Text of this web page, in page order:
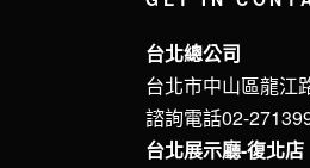
台北總公司
台北市中山區龍江
諮詢電話02-
台北展示廳-復北店